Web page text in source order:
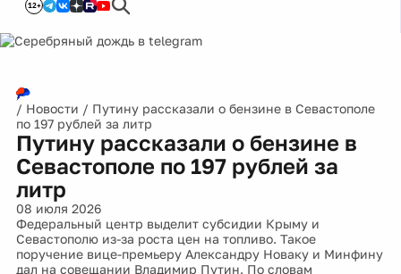
12+
/ Новости / Путину рассказали о бензине в Севастополе
по 197 рублей за литр
Путину рассказали о бензине в
Севастополе по 197 рублей за
литр
08 июля 2026
Федеральный центр выделит субсидии Крыму и
Севастополю из-за роста цен на топливо. Такое
поручение вице-премьеру Александру Новаку и Минфину
дал на совещании Владимир Путин. По словам